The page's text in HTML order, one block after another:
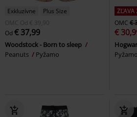
Exkluzívne
Plus Size
OMC Od € 39,90
Od € 37,99
Woodstock - Born to sleep
Peanuts
Pyžamo
ZĽAVA
OMC €
€
Pyžamo